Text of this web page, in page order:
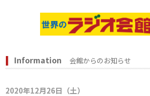
Information 会館からのお知らせ
2020年12月26日（土）